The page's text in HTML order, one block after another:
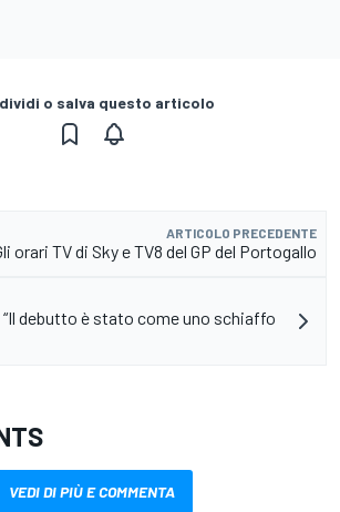
o salva questo articolo
ARTICOLO PRECEDENTE
orari TV di Sky e TV8 del GP del Portogallo
“Il debutto è stato come uno schiaffo
VEDI DI PIÙ E COMMENTA